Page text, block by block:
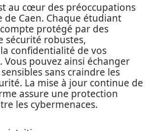
au cœur des préoccupations
de Caen. Chaque étudiant
compte protégé par des
sécurité robustes,
confidentialité de vos
pouvez ainsi échanger
sans craindre les
La mise à jour continue de
assure une protection
les cybermenaces.